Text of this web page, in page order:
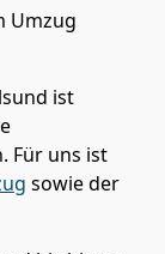
Umzug
ist
Für uns ist
sowie der